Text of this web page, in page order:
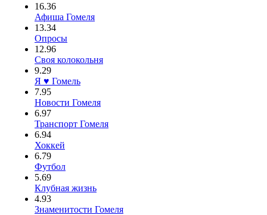
16.36
Афиша Гомеля
13.34
Опросы
12.96
Своя колокольня
9.29
Я ♥ Гомель
7.95
Новости Гомеля
6.97
Транспорт Гомеля
6.94
Хоккей
6.79
Футбол
5.69
Клубная жизнь
4.93
Знаменитости Гомеля